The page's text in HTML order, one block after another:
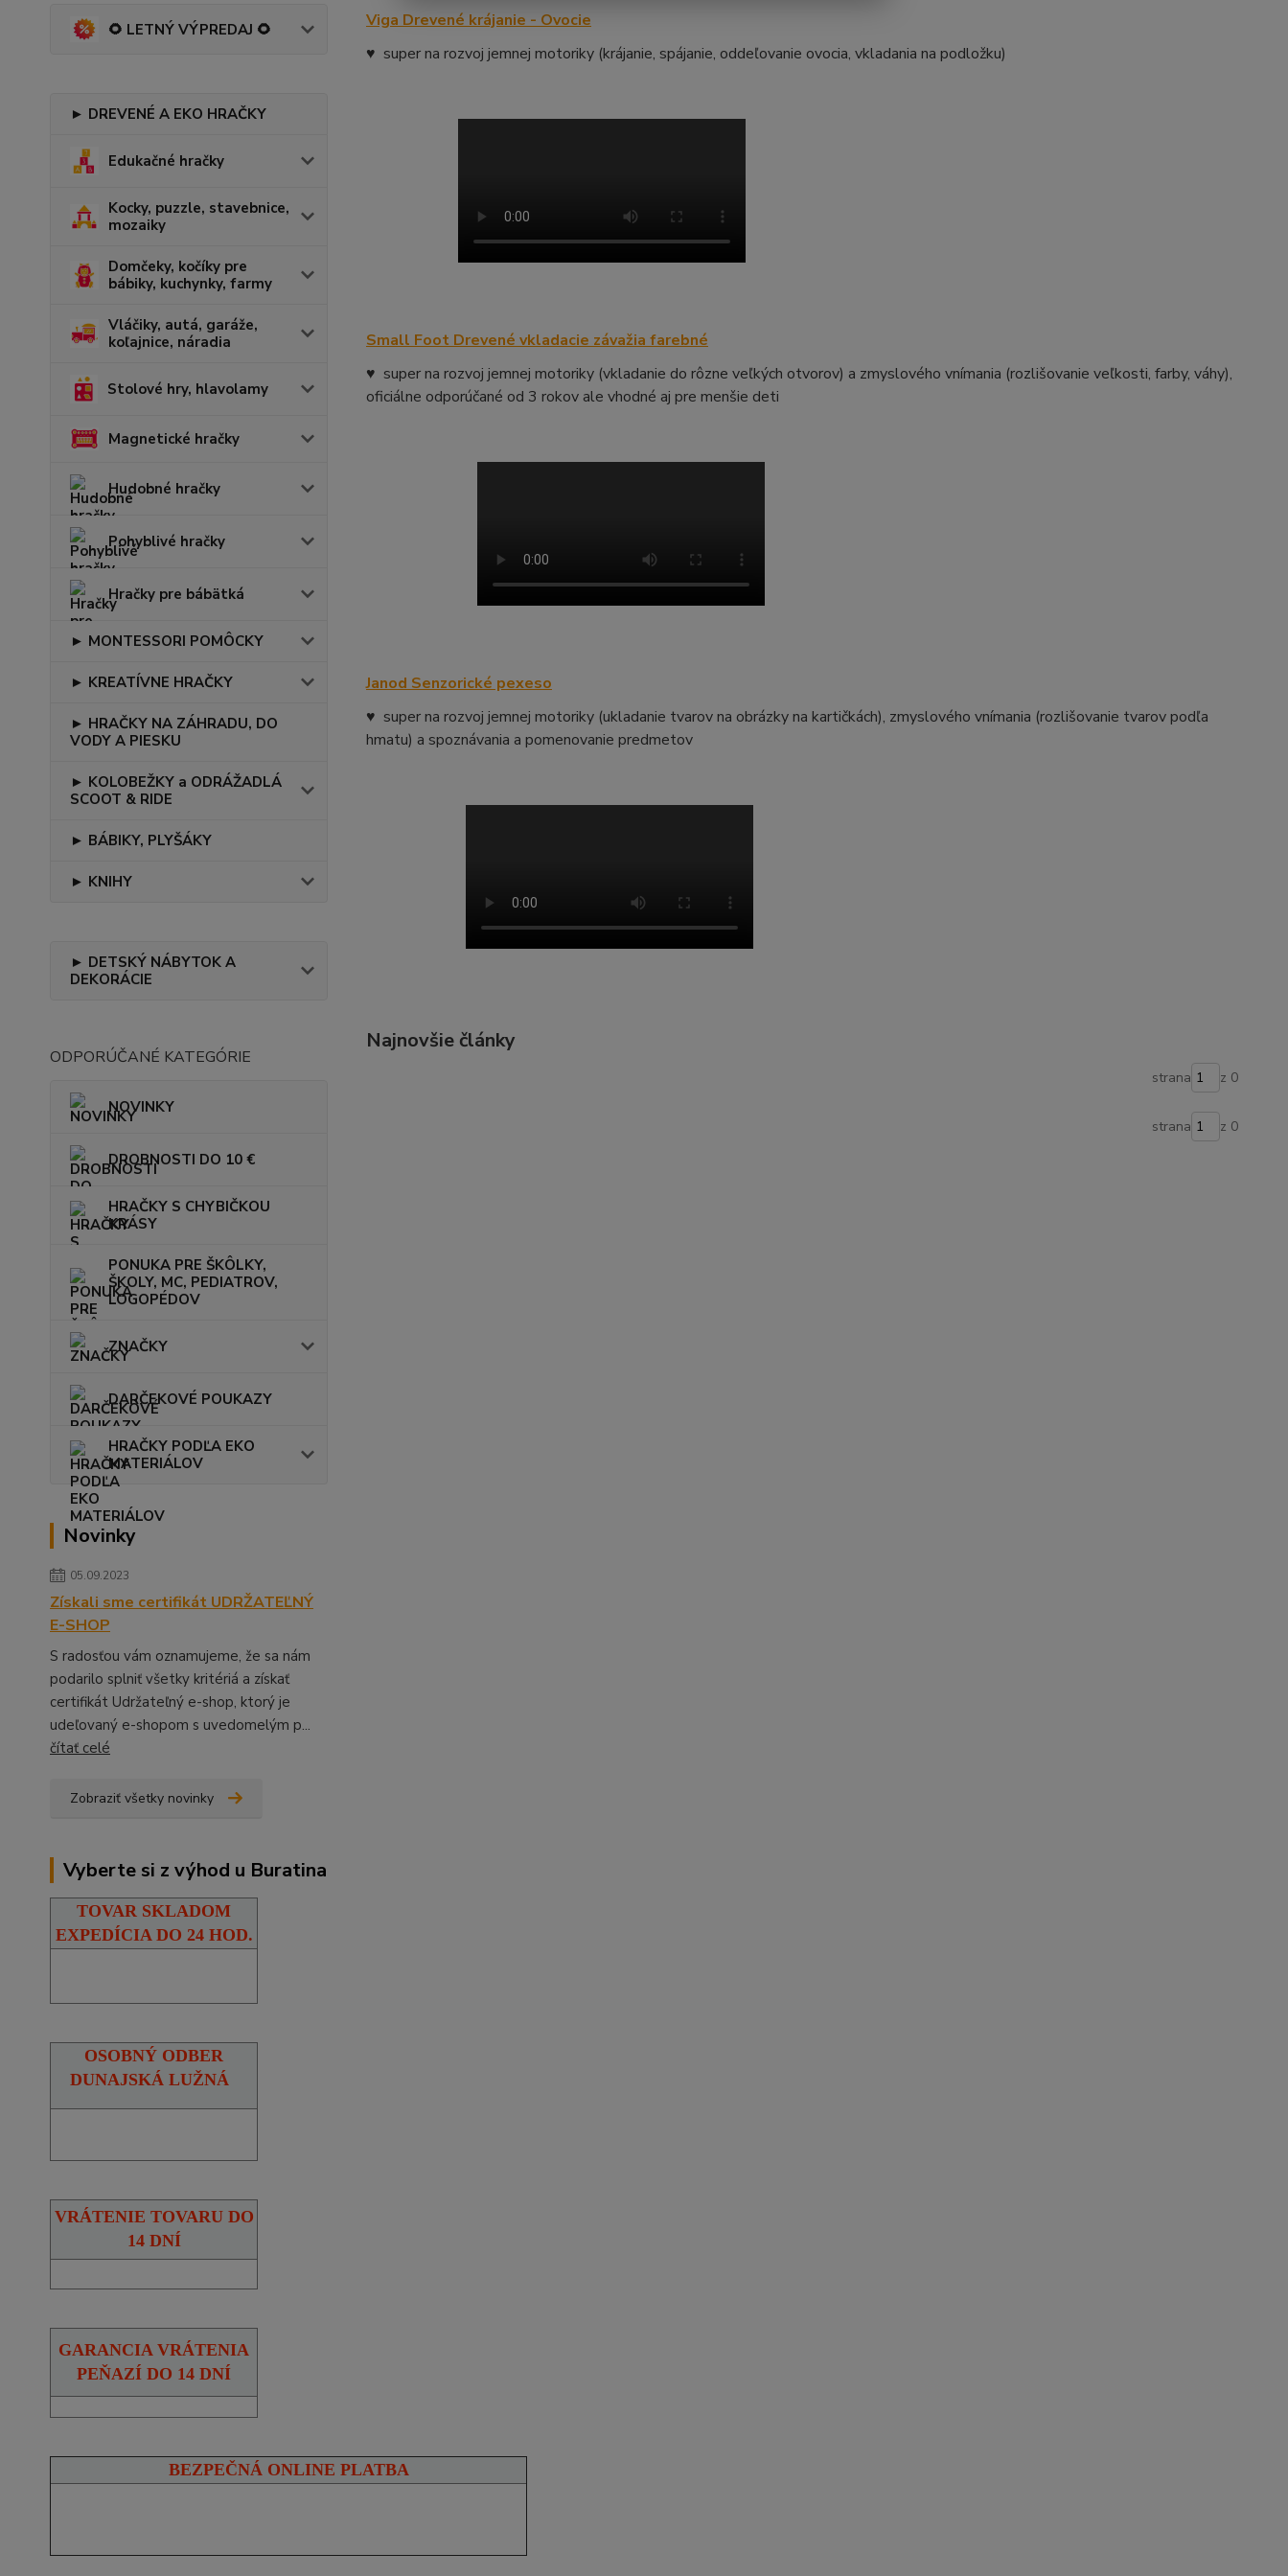
🌻 LETNÝ VÝPREDAJ 🌻
► DREVENÉ A EKO HRAČKY
Edukačné hračky
Kocky, puzzle, stavebnice,
mozaiky
Domčeky, kočíky pre
bábiky, kuchynky, farmy
Vláčiky, autá, garáže,
koľajnice, náradia
Stolové hry, hlavolamy
Magnetické hračky
Hudobné hračky
Pohyblivé hračky
Hračky pre bábätká
► MONTESSORI POMÔCKY
► KREATÍVNE HRAČKY
► HRAČKY NA ZÁHRADU, DO
VODY A PIESKU
► KOLOBEŽKY a ODRÁŽADLÁ
SCOOT & RIDE
► BÁBIKY, PLYŠÁKY
► KNIHY
► DETSKÝ NÁBYTOK A
DEKORÁCIE
ODPORÚČANÉ KATEGÓRIE
NOVINKY
DROBNOSTI DO 10 €
HRAČKY S CHYBIČKOU
KRÁSY
PONUKA PRE ŠKÔLKY,
ŠKOLY, MC, PEDIATROV,
LOGOPÉDOV
ZNAČKY
DARČEKOVÉ POUKAZY
HRAČKY PODĽA EKO
MATERIÁLOV
Novinky
05.09.2023
Získali sme certifikát UDRŽATEĽNÝ
E-SHOP
S radosťou vám oznamujeme, že sa nám
podarilo splniť všetky kritériá a získať
certifikát Udržateľný e-shop, ktorý je
udeľovaný e-shopom s uvedomelým p...
čítať celé
Zobraziť všetky novinky
Vyberte si z výhod u Buratina
TOVAR SKLADOM
EXPEDÍCIA DO 24 HOD.
OSOBNÝ ODBER
DUNAJSKÁ LUŽNÁ
VRÁTENIE TOVARU DO
14 DNÍ
GARANCIA VRÁTENIA
PEŇAZÍ DO 14 DNÍ
BEZPEČNÁ ONLINE PLATBA
Viga Drevené krájanie - Ovocie
♥ super na rozvoj jemnej motoriky (krájanie, spájanie, oddeľovanie ovocia, vkladania na podložku)
Small Foot Drevené vkladacie závažia farebné
♥ super na rozvoj jemnej motoriky (vkladanie do rôzne veľkých otvorov) a zmyslového vnímania (rozlišovanie veľkosti, farby, váhy),
oficiálne odporúčané od 3 rokov ale vhodné aj pre menšie deti
Janod Senzorické pexeso
♥ super na rozvoj jemnej motoriky (ukladanie tvarov na obrázky na kartičkách), zmyslového vnímania (rozlišovanie tvarov podľa
hmatu) a spoznávania a pomenovanie predmetov
Najnovšie články
strana z 0
strana z 0